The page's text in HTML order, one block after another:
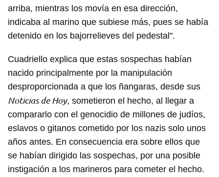
arriba, mientras los movía en esa dirección,
indicaba al marino que subiese más, pues se había
detenido en los bajorrelieves del pedestal".
Cuadriello explica que estas sospechas habían
nacido principalmente por la manipulación
desproporcionada a que los ñangaras, desde sus
Noticias de Hoy, sometieron el hecho, al llegar a
compararlo con el genocidio de millones de judíos,
eslavos o gitanos cometido por los nazis solo unos
años antes. En consecuencia era sobre ellos que
se habían dirigido las sospechas, por una posible
instigación a los marineros para cometer el hecho.